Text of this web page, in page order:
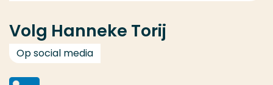
Volg Hanneke Torij
Op social media